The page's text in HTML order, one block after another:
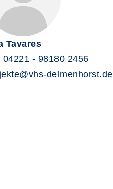
Tavares
04221 - 98180 2456
delmenhorst.de